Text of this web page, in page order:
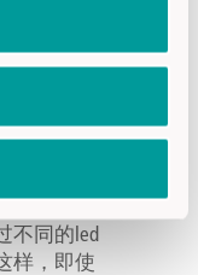
易地安装
确认单元
。
提示操作
不同的led
样，即使